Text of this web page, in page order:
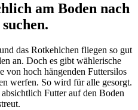
am Boden nach
das Rotkehlchen fliegen so gut
an. Doch es gibt wählerische
von hoch hängenden Futtersilos
werfen. So wird für alle gesorgt.
Futter auf den Boden